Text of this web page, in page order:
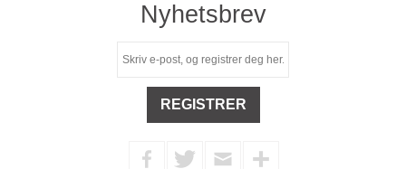
Nyhetsbrev